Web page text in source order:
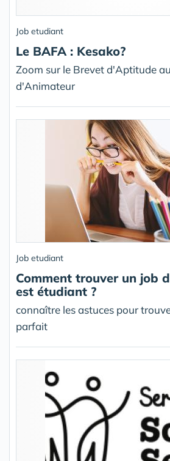
Job etudiant
Le BAFA : Kesako?
Zoom sur le Brevet d'Aptitude
d'Animateur
Job etudiant
Comment trouver un job
est étudiant ?
connaître les astuces pour
parfait